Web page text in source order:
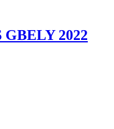
2022